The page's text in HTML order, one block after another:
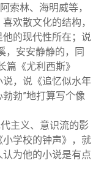
索林、海明威等，
欢散文化的结构，
的现代性所在；说
，安安静静的，同
篇《尤利西斯》
说，说《追忆似水年
勃勃”地打算写个像
主义、意识流的影
学校的钟声》，就
为他的小说是有点